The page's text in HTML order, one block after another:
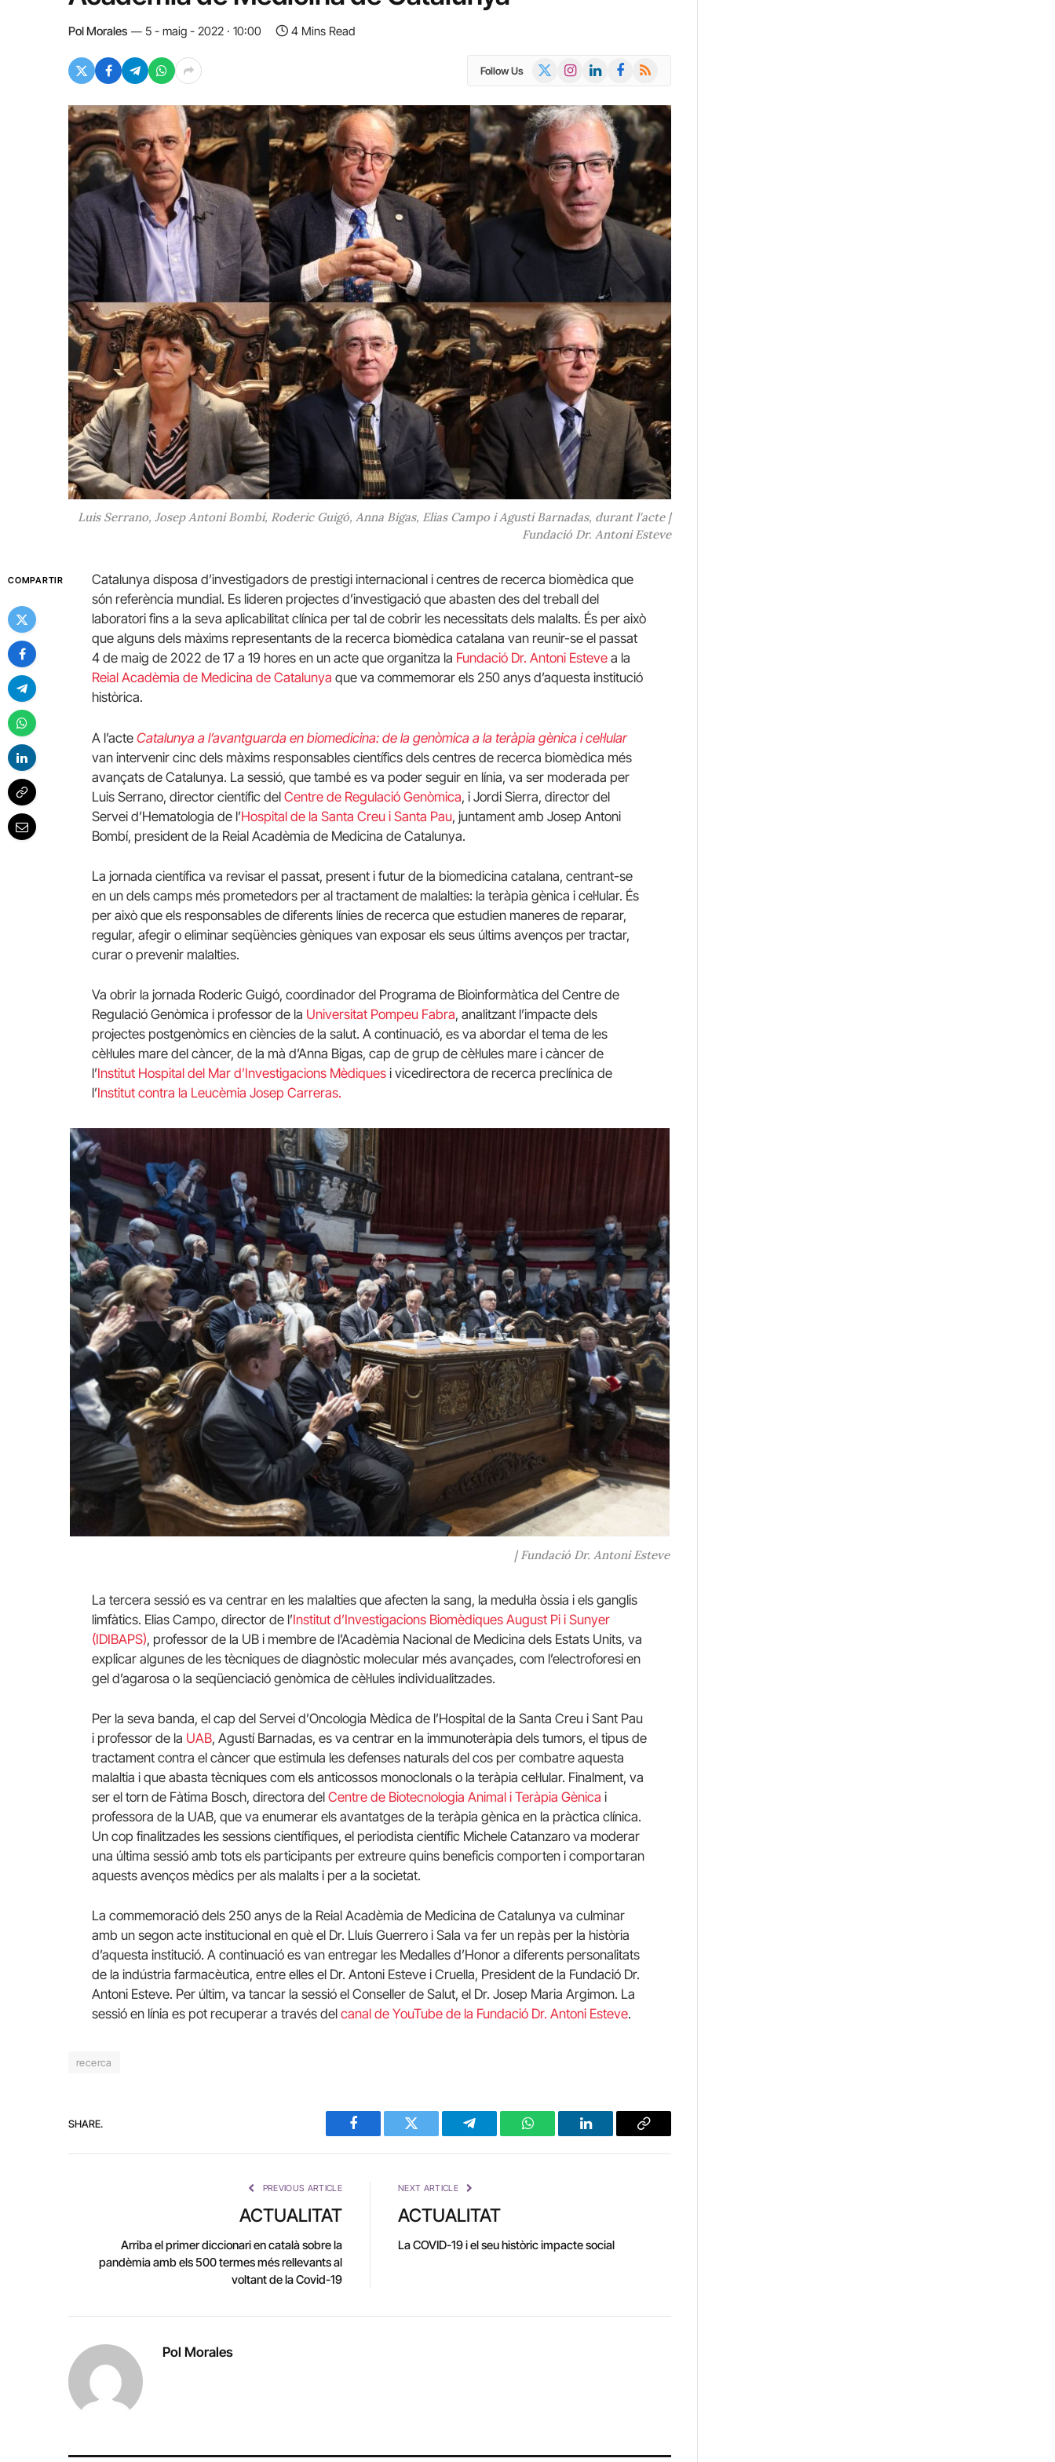
Pol Morales 5 - maig - 2022 · 10:00 4 Mins Read
Follow Us InstagramLinkedInFacebook
RSS
Luis Serrano, Josep Antoni Bombí, Roderic Guigó, Anna Bigas, Elias Campo i Agustí Barnadas, durant l'acte |
Fundació Dr. Antoni Esteve
COMPARTIR
Catalunya disposa d’investigadors de prestigi internacional i centres de recerca biomèdica que
són referència mundial. Es lideren projectes d’investigació que abasten des del treball del
laboratori fins a la seva aplicabilitat clínica per tal de cobrir les necessitats dels malalts. És per això
que alguns dels màxims representants de la recerca biomèdica catalana van reunir-se el passat
4 de maig de 2022 de 17 a 19 hores en un acte que organitza la Fundació Dr. Antoni Esteve a la
Reial Acadèmia de Medicina de Catalunya que va commemorar els250 anys d’aquesta institució
històrica.
A l’acteCatalunya a l’avantguarda en biomedicina: de la genòmica a la teràpia gènica i cel·lular
van intervenir cinc dels màxims responsables científics dels centres de recerca biomèdica més
avançats de Catalunya. La sessió, que també es va poder seguir en línia, va ser moderada per
Luis Serrano, director científic delCentre de Regulació Genòmica, i JordiSierra, director del
Servei d’Hematologia de l’Hospital de la Santa Creu i Santa Pau, juntament amb Josep Antoni
Bombí, president de la Reial Acadèmia de Medicina de Catalunya.
La jornada científica va revisar el passat, present i futur de la biomedicina catalana, centrant-se
en un dels camps més prometedors per al tractament de malalties: la teràpia gènica i cel·lular. És
per això que els responsables de diferents línies de recerca que estudien maneres de reparar,
regular, afegir o eliminar seqüències gèniques van exposar els seus últims avenços per tractar,
curar o prevenir malalties.
Va obrir la jornada Roderic Guigó, coordinador del Programa de Bioinformàtica del Centre de
Regulació Genòmica i professor de la Universitat Pompeu Fabra, analitzant l’impacte dels
projectes postgenòmics en ciències de la salut. A continuació, es va abordar el tema de les
cèl·lules mare del càncer, de la mà d’Anna Bigas, cap de grup de cèl·lules mare i càncer de
l’Institut Hospital del Mar d’Investigacions Mèdiques i vicedirectora de recerca preclínica de
l’Institut contra la Leucèmia JosepCarreras.
| Fundació Dr. Antoni Esteve
La tercera sessió es va centrar en les malalties que afecten la sang, la medul·la òssia i els ganglis
limfàtics. Elias Campo, director de l’Institut d’Investigacions Biomèdiques August Pi i Sunyer
(IDIBAPS), professor de la UB i membre de l’Acadèmia Nacional de Medicina dels Estats Units, va
explicar algunes de les tècniques de diagnòstic molecular més avançades, com l’electroforesi en
gel d’agarosa o la seqüenciació genòmica de cèl·lules individualitzades.
Per la seva banda, el cap del Servei d’Oncologia Mèdica de l’Hospital de la Santa Creu i Sant Pau
i professor de la UAB, Agustí Barnadas, es va centrar en la immunoteràpia dels tumors, el tipus de
tractament contra el càncer que estimula les defenses naturals del cos per combatre aquesta
malaltia i que abasta tècniques com els anticossos monoclonals o la teràpia cel·lular. Finalment, va
ser el torn de Fàtima Bosch, directora delCentre de Biotecnologia Animal i Teràpia Gènica i
professora de la UAB, que va enumerar els avantatges de la teràpia gènica en la pràctica clínica.
Un cop finalitzades les sessions científiques, el periodista científic Michele Catanzaro va moderar
una última sessió amb tots els participants per extreure quins beneficis comporten i comportaran
aquests avenços mèdics per als malalts i per a la societat.
La commemoració dels 250 anys de la Reial Acadèmia de Medicina de Catalunya va culminar
amb un segon acte institucional en què el Dr. Lluís Guerrero i Sala va fer un repàs per la història
d’aquesta institució. A continuació es van entregar les Medalles d’Honor a diferents personalitats
de la indústria farmacèutica, entre elles el Dr. Antoni Esteve i Cruella, President de la Fundació Dr.
Antoni Esteve. Per últim, va tancar la sessió el Conseller de Salut, el Dr. Josep Maria Argimon. La
sessió en línia es pot recuperar a través delcanal de YouTube de la Fundació Dr. Antoni Esteve.
recerca
SHARE.
Facebook Twitter Telegram WhatsAppLinkedIn Copy
PREVIOUS ARTICLE
ACTUALITAT
Arriba el primer diccionari en català sobre la
pandèmia amb els 500 termes més rellevants al
voltant de la Covid-19
NEXT ARTICLE
ACTUALITAT
La COVID-19 i el seu històric impacte social
Pol Morales